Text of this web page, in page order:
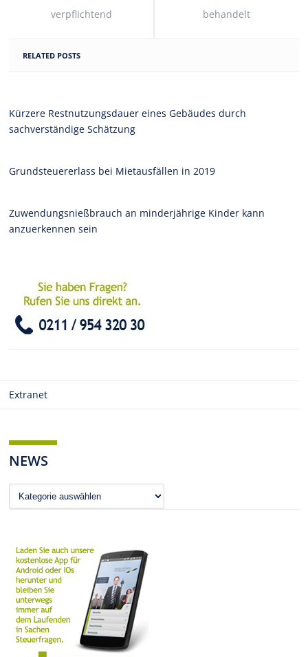
verpflichtend
behandelt
RELATED POSTS
Kürzere Restnutzungsdauer eines Gebäudes durch
sachverständige Schätzung
Grundsteuererlass bei Mietausfällen in 2019
Zuwendungsnießbrauch an minderjährige Kinder kann
anzuerkennen sein
Extranet
NEWS
News